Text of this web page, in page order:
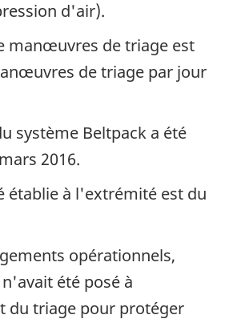
d'air).
manœuvres de triage est
de triage par jour
système Beltpack a été
2016.
établie à l'extrémité est du
opérationnels,
été posé à
du triage pour protéger